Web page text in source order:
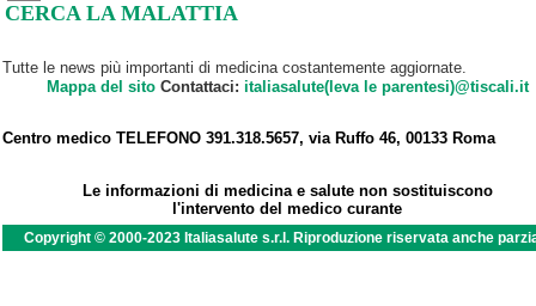
CERCA LA MALATTIA
Tutte le news più importanti di medicina costantemente aggiornate.
Mappa del sitoContattaci: italiasalute(leva le parentesi)@tiscali.it
Centro medico TELEFONO 391.318.5657, via Ruffo 46, 00133 Roma
Le informazioni di medicina e salute non sostituiscono
l'intervento del medico curante
Copyright © 2000-2023 Italiasalute s.r.l. Riproduzione riservata anche